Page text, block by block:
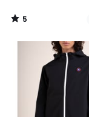
5
/